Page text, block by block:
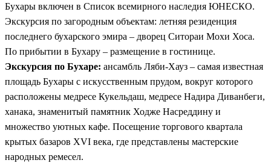
Бухары включен в Список всемирного наследия ЮНЕСКО.
Экскурсия по загородным объектам: летняя резиденция
последнего бухарского эмира – дворец Ситораи Мохи Хоса.
По прибытии в Бухару – размещение в гостинице.
Экскурсия по Бухаре: ансамбль Ляби-Хауз – самая известная
площадь Бухары с искусственным прудом, вокруг которого
расположены медресе Кукельдаш, медресе Надира Диванбеги,
ханака, знаменитый памятник Ходже Насреддину и
множество уютных кафе. Посещение торгового квартала
крытых базаров XVI века, где представлены мастерские
народных ремесел.